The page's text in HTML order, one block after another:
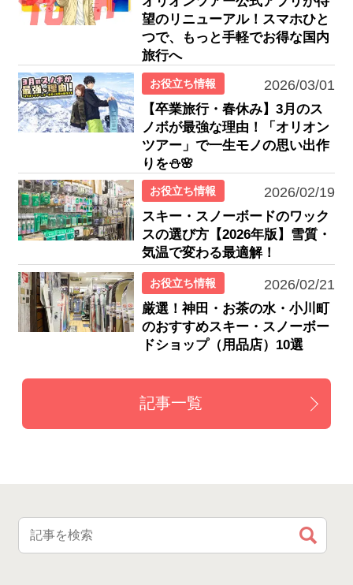
望のリニューアル！スマホひと
つで、もっと手軽でお得な国内
旅行へ
お役立ち情報 2026/03/01
【卒業旅行・春休み】3月のス
ノボが最強な理由！「オリオン
ツアー」で一生モノの思い出作
りを⛄🌸
お役立ち情報 2026/02/19
スキー・スノーボードのワック
スの選び方【2026年版】雪質・
気温で変わる最適解！
お役立ち情報 2026/02/21
厳選！神田・お茶の水・小川町
のおすすめスキー・スノーボー
ドショップ（用品店）10選
記事一覧